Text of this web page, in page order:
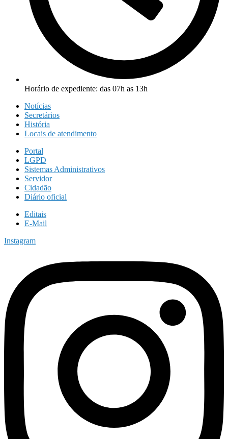
Horário de expediente: das 07h as 13h
Notícias
Secretários
História
Locais de atendimento
Portal
LGPD
Sistemas Administrativos
Servidor
Cidadão
Diário oficial
Editais
E-Mail
Instagram